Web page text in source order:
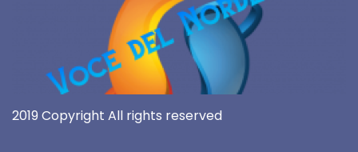
2019 Copyright All rights reserved